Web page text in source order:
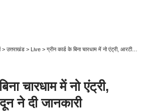
> उत्तराखंड > Live > ग्रीन कार्ड के बिना चारधाम में नो एंट्री, आरटीओ देहरादून ने दी जानकारी
चारधाम में नो एंट्री,
ने दी जानकारी